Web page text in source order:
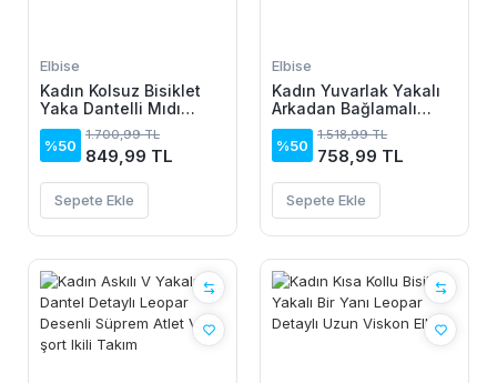
Elbise
Kadın Kolsuz Bisiklet
Yaka Dantelli Mıdı
Janjan Krep Elbise
%50
1.700,99 TL
849,99 TL
Sepete Ekle
Elbise
Kadın Yuvarlak Yakalı
Arkadan Bağlamalı
Düğme Detaylı
Asimetrik Kesim Detaylı
Kısa Viskon Elbise
%50
1.518,99 TL
758,99 TL
Sepete Ekle